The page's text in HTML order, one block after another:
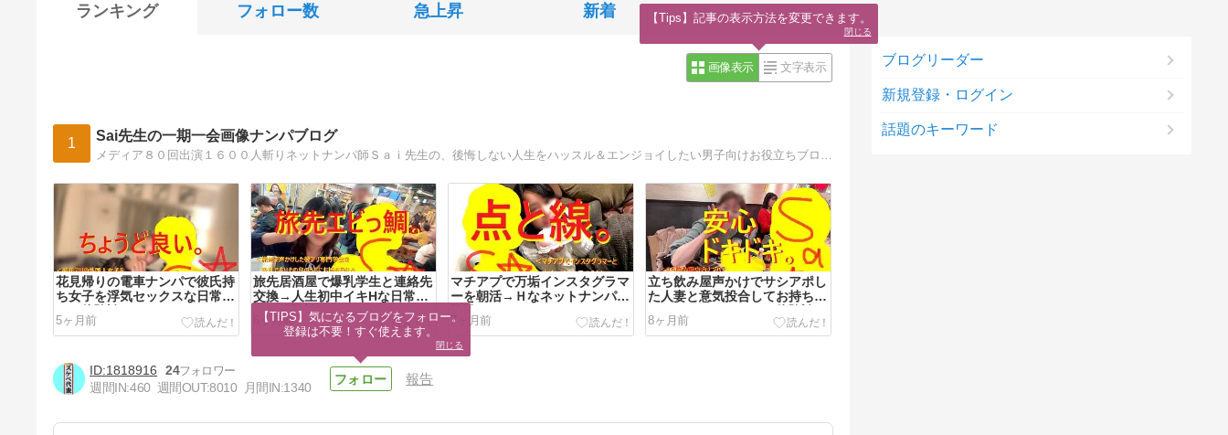
ランキング フォロー数 急上昇 新着
画像表示 文字表示
1 Sai先生の一期一会画像ナンパブログ
花見帰りの電車ナンパで彼氏持
ち女子を浮気セックスな日常ナ
ンパ体験談
5ヶ月前
旅先居酒屋で爆乳学生と連絡先
交換→人生初中イキHな日常ナ
ンパ体験談
6ヶ月前
マチアプで万垢インスタグラマ
ーを朝活→Ｈなネットナンパ体
7ヶ月前
立ち飲み屋声かけでサシアポし
た人妻と意気投合してお持ち帰
りセックスしたナンパ体験談
[画像あり]
8ヶ月前
1818916
24
週間IN:460 週間OUT:8010 月間IN:1340
報告
ブログリーダー
新規登録・ログイン
話題のキーワード
【TIPS】気になるブログをフォロー。
登録は不要！すぐ使えます。
閉じる
【Tips】記事の表示方法を変更できます。
閉じる